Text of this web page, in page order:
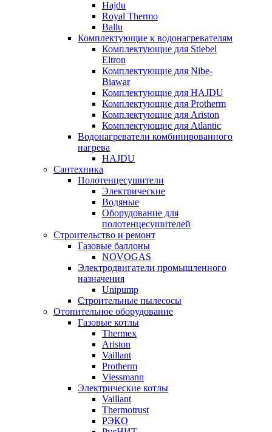
Hajdu
Royal Thermo
Ballu
Комплектующие к водонагревателям
Комплектующие для Stiebel
Eltron
Комплектующие для Nibe-
Biawar
Комплектующие для HAJDU
Комплектующие для Protherm
Комплектующие для Ariston
Комплектующие для Atlantic
Водонагреватели комбинированного
нагрева
HAJDU
Сантехника
Полотенцесушители
Электрические
Водяные
Оборудование для
полотенцесушителей
Строительство и ремонт
Газовые баллоны
NOVOGAS
Электродвигатели промышленного
назначения
Unipump
Строительные пылесосы
Отопительное оборудование
Газовые котлы
Thermex
Ariston
Vaillant
Protherm
Viessmann
Электрические котлы
Vaillant
Thermotrust
РЭКО